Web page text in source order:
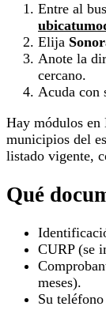
Entre al
Elija
Anote la
cercano.
Acuda con
Hay módulos
municipios del
listado vigente,
Qué
CURP (se
meses).
Su